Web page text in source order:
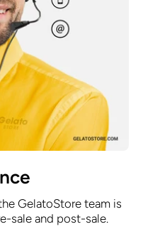
GelatoStore team is
sale and post-sale.